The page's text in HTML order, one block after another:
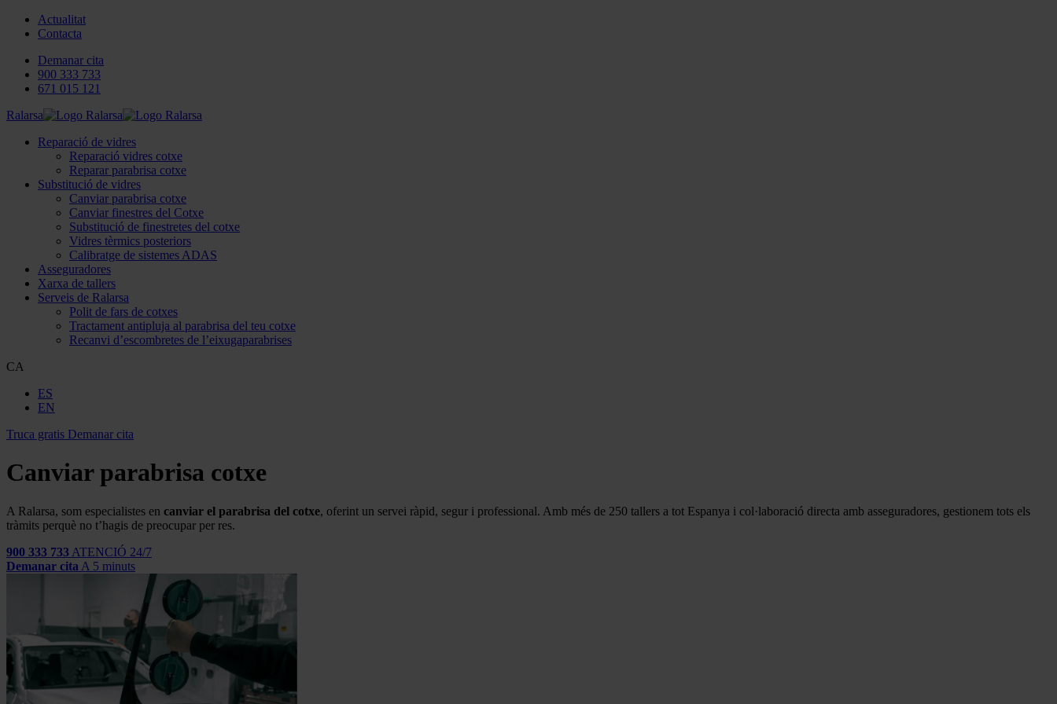
Actualitat
Contacta
Demanar cita
900 333 733
671 015 121
Ralarsa
Reparació de vidres
Reparació vidres cotxe
Reparar parabrisa cotxe
Substitució de vidres
Canviar parabrisa cotxe
Canviar finestres del Cotxe
Substitució de finestretes del cotxe
Vidres tèrmics posteriors
Calibratge de sistemes ADAS
Asseguradores
Xarxa de tallers
Serveis de Ralarsa
Polit de fars de cotxes
Tractament antipluja al parabrisa del teu cotxe
Recanvi d’escombretes de l’eixugaparabrises
CA
ES
EN
Truca gratis Demanar cita
Canviar parabrisa cotxe
A Ralarsa, som especialistes en canviar el parabrisa del cotxe, oferint un servei ràpid, segur i professional. Amb més de 250 tallers a tot Espanya i col·laboració directa amb asseguradores, gestionem tots els
tràmits perquè no t’hagis de preocupar per res.
900 333 733 ATENCIÓ 24/7
Demanar cita A 5 minuts